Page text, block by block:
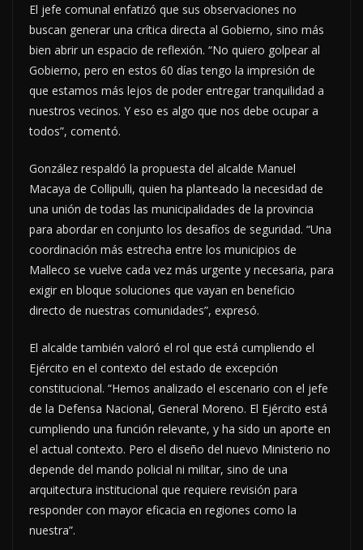
El jefe comunal enfatizó que sus observaciones no
buscan generar una crítica directa al Gobierno, sino más
bien abrir un espacio de reflexión. “No quiero golpear al
Gobierno, pero en estos 60 días tengo la impresión de
que estamos más lejos de poder entregar tranquilidad a
nuestros vecinos. Y eso es algo que nos debe ocupar a
todos”, comentó.
González respaldó la propuesta del alcalde Manuel
Macaya de Collipulli, quien ha planteado la necesidad de
una unión de todas las municipalidades de la provincia
para abordar en conjunto los desafíos de seguridad. “Una
coordinación más estrecha entre los municipios de
Malleco se vuelve cada vez más urgente y necesaria, para
exigir en bloque soluciones que vayan en beneficio
directo de nuestras comunidades”, expresó.
El alcalde también valoró el rol que está cumpliendo el
Ejército en el contexto del estado de excepción
constitucional. “Hemos analizado el escenario con el jefe
de la Defensa Nacional, General Moreno. El Ejército está
cumpliendo una función relevante, y ha sido un aporte en
el actual contexto. Pero el diseño del nuevo Ministerio no
depende del mando policial ni militar, sino de una
arquitectura institucional que requiere revisión para
responder con mayor eficacia en regiones como la
nuestra”.